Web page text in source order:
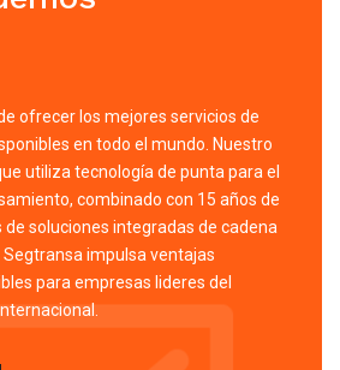
ofrecer los mejores servicios de
en todo el mundo. Nuestro
utiliza tecnología de punta para el
combinado con 15 años de
soluciones integradas de cadena
impulsa ventajas
para empresas lideres del